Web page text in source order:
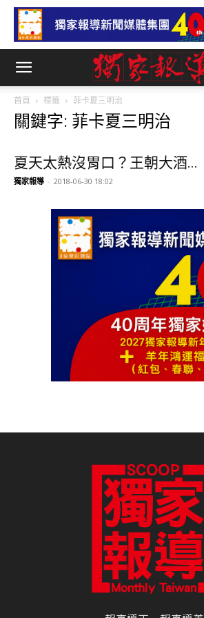
首頁 標籤 菲卡夏三明治
關鍵字: 菲卡夏三明治
夏天太熱沒胃口？王朝大酒...
獨家報導 - 2018-06-30 18:02